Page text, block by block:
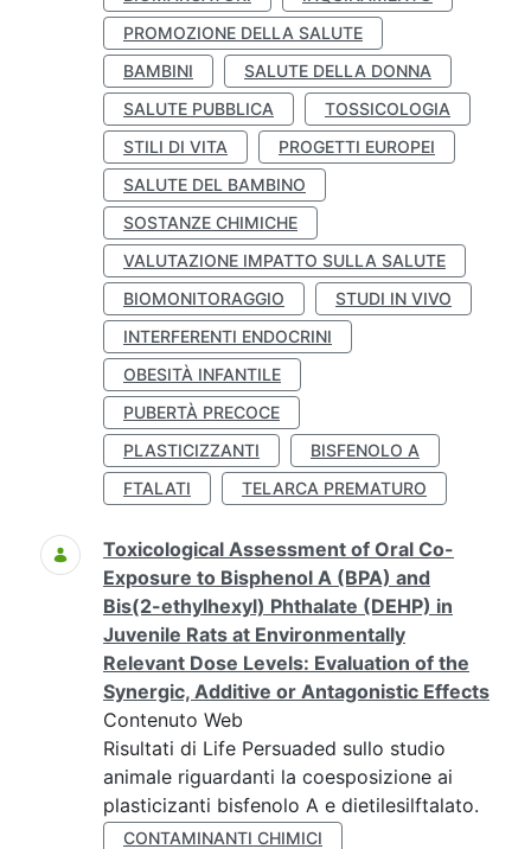
PROMOZIONE DELLA SALUTE
BAMBINI
SALUTE DELLA DONNA
SALUTE PUBBLICA
TOSSICOLOGIA
STILI DI VITA
PROGETTI EUROPEI
SALUTE DEL BAMBINO
SOSTANZE CHIMICHE
VALUTAZIONE IMPATTO SULLA SALUTE
BIOMONITORAGGIO
STUDI IN VIVO
INTERFERENTI ENDOCRINI
OBESITÀ INFANTILE
PUBERTÀ PRECOCE
PLASTICIZZANTI
BISFENOLO A
FTALATI
TELARCA PREMATURO
Toxicological Assessment of Oral Co-
Exposure to Bisphenol A (BPA) and
Bis(2-ethylhexyl) Phthalate (DEHP) in
Juvenile Rats at Environmentally
Relevant Dose Levels: Evaluation of the
Synergic, Additive or Antagonistic Effects
Contenuto Web
Risultati di Life Persuaded sullo studio
animale riguardanti la coesposizione ai
plasticizanti bisfenolo A e dietilesilftalato.
CONTAMINANTI CHIMICI